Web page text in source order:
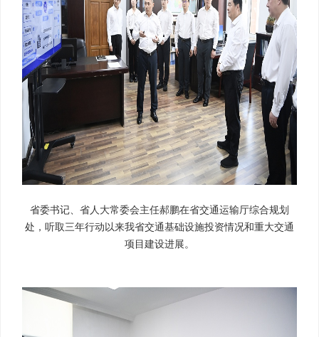
省委书记、省人大常委会主任郝鹏在省交通运输厅综合规划
处，听取三年行动以来我省交通基础设施投资情况和重大交通
项目建设进展。